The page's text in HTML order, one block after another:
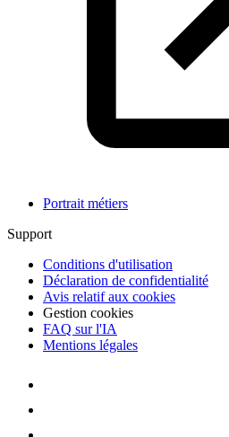
Portrait métiers
Support
Conditions d'utilisation
Déclaration de confidentialité
Avis relatif aux cookies
Gestion cookies
FAQ sur l'IA
Mentions légales